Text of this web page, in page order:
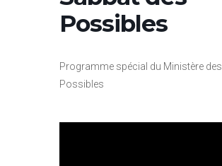
Possibles
Programme spécial du Ministère des
Possibles